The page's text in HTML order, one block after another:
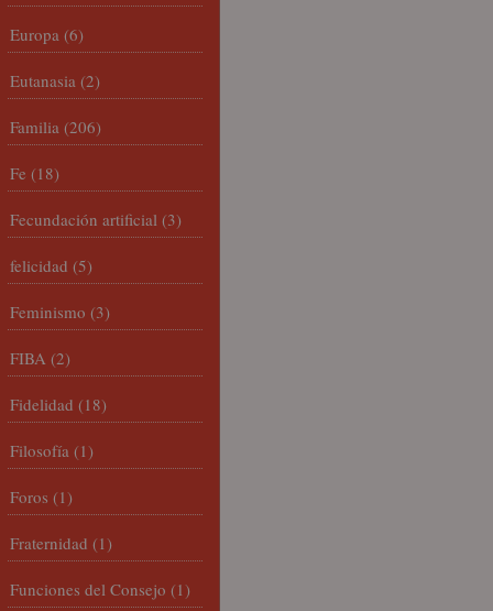
Europa (6)
Eutanasia (2)
Familia (206)
Fe (18)
Fecundación artificial (3)
felicidad (5)
Feminismo (3)
FIBA (2)
Fidelidad (18)
Filosofía (1)
Foros (1)
Fraternidad (1)
Funciones del Consejo (1)